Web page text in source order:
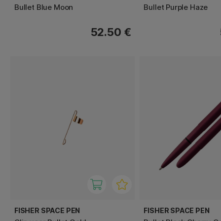
Bullet Blue Moon
52.50 €
Bullet Purple Haze
FISHER SPACE PEN FISHER SPACE PEN